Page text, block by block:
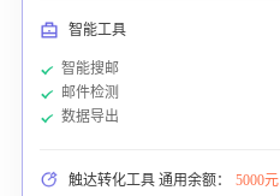
智能工具
智能搜邮
邮件检测
数据导出
触达转化工具 通用余额： 5000元